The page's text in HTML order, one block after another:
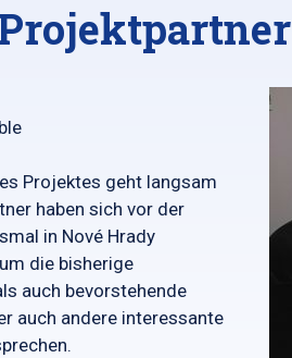
Projektes geht langsam
haben sich vor der
in Nové Hrady
die bisherige
auch bevorstehende
auch andere interessante